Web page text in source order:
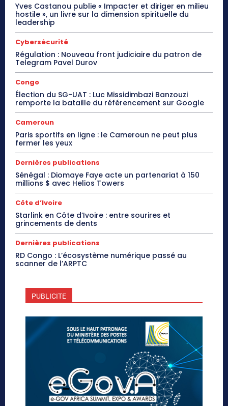
Yves Castanou publie « Impacter et diriger en milieu
hostile », un livre sur la dimension spirituelle du
leadership
Cybersécurité
Régulation : Nouveau front judiciaire du patron de
Telegram Pavel Durov
Congo
Élection du SG-UAT : Luc Missidimbazi Banzouzi
remporte la bataille du référencement sur Google
Cameroun
Paris sportifs en ligne : le Cameroun ne peut plus
fermer les yeux
Dernières publications
Sénégal : Diomaye Faye acte un partenariat à 150
millions $ avec Helios Towers
Côte d’Ivoire
Starlink en Côte d’Ivoire : entre sourires et
grincements de dents
Dernières publications
RD Congo : L’écosystème numérique passé au
scanner de l’ARPTC
PUBLICITE